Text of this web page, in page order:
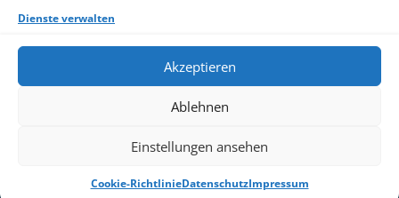
Dienste verwalten
Akzeptieren
Ablehnen
Einstellungen ansehen
Cookie-RichtlinieDatenschutzImpressum
Login
Impressum
Cookie-Richtlinie (EU)
© 2026 German Water Partnership e.V.